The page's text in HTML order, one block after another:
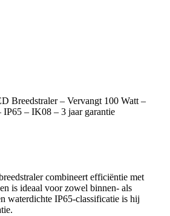
Breedstraler – Vervangt 100 Watt –
– IK08 – 3 jaar garantie
combineert efficiëntie met
is ideaal voor zowel binnen- als
waterdichte IP65-classificatie is hij